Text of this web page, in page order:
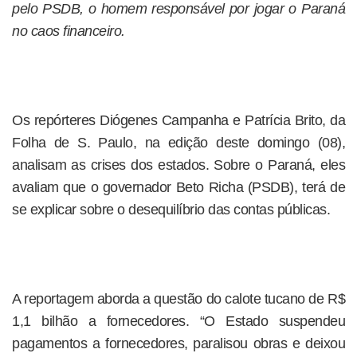
pelo PSDB, o homem responsável por jogar o Paraná
no caos financeiro.
Os repórteres Diógenes Campanha e Patrícia Brito, da
Folha de S. Paulo, na edição deste domingo (08),
analisam as crises dos estados. Sobre o Paraná, eles
avaliam que o governador Beto Richa (PSDB), terá de
se explicar sobre o desequilíbrio das contas públicas.
A reportagem aborda a questão do calote tucano de R$
1,1 bilhão a fornecedores. “O Estado suspendeu
pagamentos a fornecedores, paralisou obras e deixou